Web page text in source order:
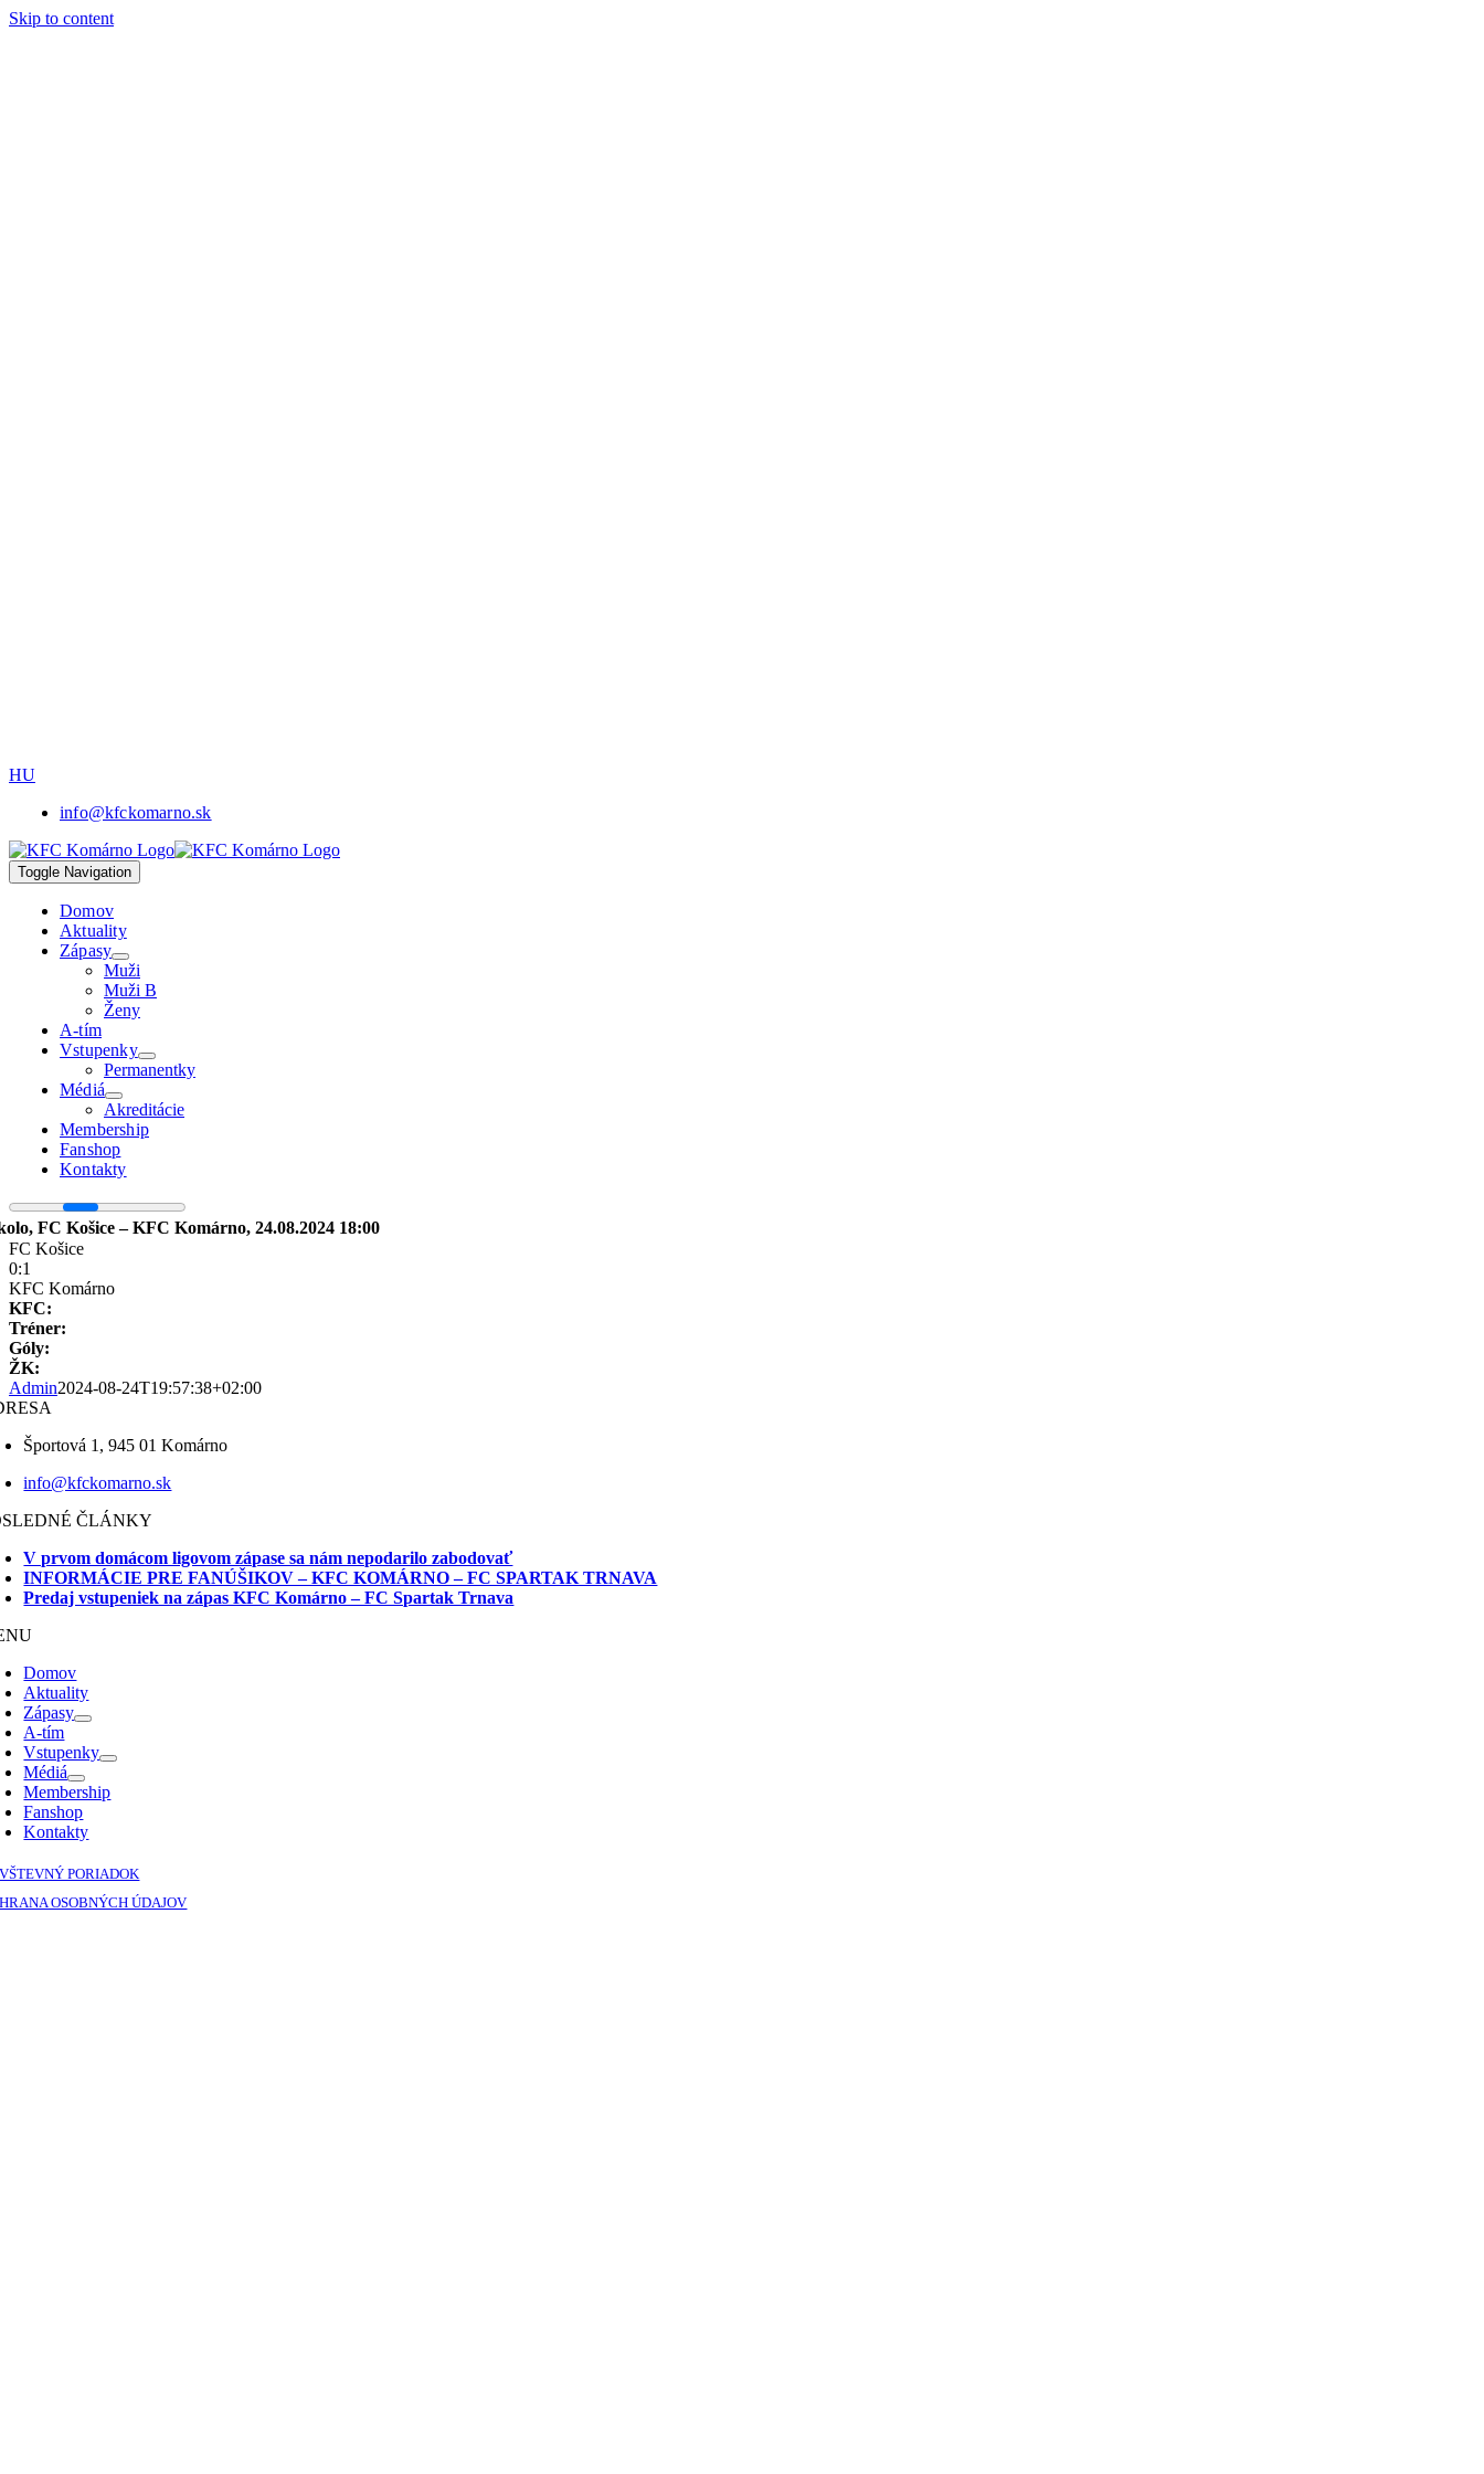
Skip to content
HU
info@kfckomarno.sk
Toggle Navigation
Domov
Aktuality
Zápasy
Muži
Muži B
Ženy
A-tím
Vstupenky
Permanentky
Médiá
Akreditácie
Membership
Fanshop
Kontakty
FC Košice – KFC Komárno, 24.08.2024 18:00
FC Košice
0:1
KFC Komárno
KFC:
Tréner:
Góly:
ŽK:
Admin2024-08-24T19:57:38+02:00
Športová 1, 945 01 Komárno
info@kfckomarno.sk
ČLÁNKY
V prvom domácom ligovom zápase sa nám nepodarilo zabodovať
INFORMÁCIE PRE FANÚŠIKOV – KFC KOMÁRNO – FC SPARTAK TRNAVA
Predaj vstupeniek na zápas KFC Komárno – FC Spartak Trnava
Domov
Aktuality
Zápasy
A-tím
Vstupenky
Médiá
Membership
Fanshop
Kontakty
PORIADOK
OSOBNÝCH ÚDAJOV